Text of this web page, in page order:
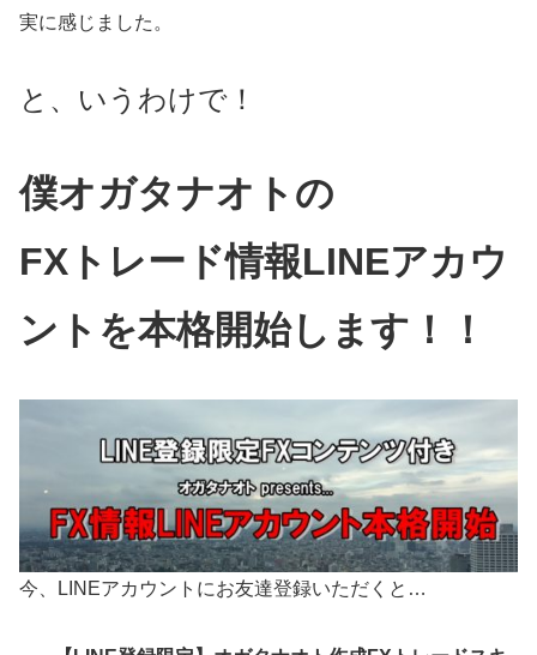
実に感じました。
と、いうわけで！
僕オガタナオトの
FXトレード情報LINEアカウ
ントを本格開始します！！
今、LINEアカウントにお友達登録いただくと…